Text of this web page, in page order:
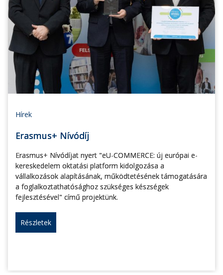
Hírek
Erasmus+ Nívódíj
Erasmus+ Nívódíjat nyert "eU-COMMERCE: új európai e-
kereskedelem oktatási platform kidolgozása a
vállalkozások alapításának, működtetésének támogatására
a foglalkoztathatósághoz szükséges készségek
fejlesztésével" című projektünk.
Részletek